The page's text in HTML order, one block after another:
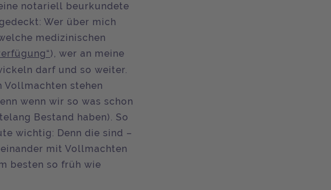
notariell beurkundete
Wer über mich
medizinischen
), wer an meine
darf und so weiter.
Vollmachten stehen
wenn wir so was schon
Bestand haben). So
wichtig: Denn die sind –
mit Vollmachten
besten so früh wie